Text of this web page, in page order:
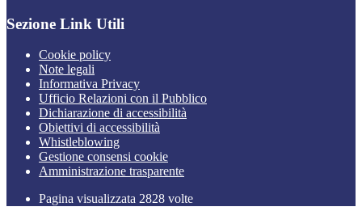
Sezione Link Utili
Cookie policy
Note legali
Informativa Privacy
Ufficio Relazioni con il Pubblico
Dichiarazione di accessibilità
Obiettivi di accessibilità
Whistleblowing
Gestione consensi cookie
Amministrazione trasparente
Pagina visualizzata 2828 volte